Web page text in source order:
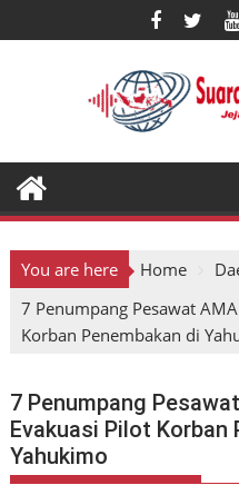
to
You are here Home
7 Penumpang Pesawat
Korban Penembakan di
7 Penumpang
Evakuasi Pilot Korban
Yahukimo